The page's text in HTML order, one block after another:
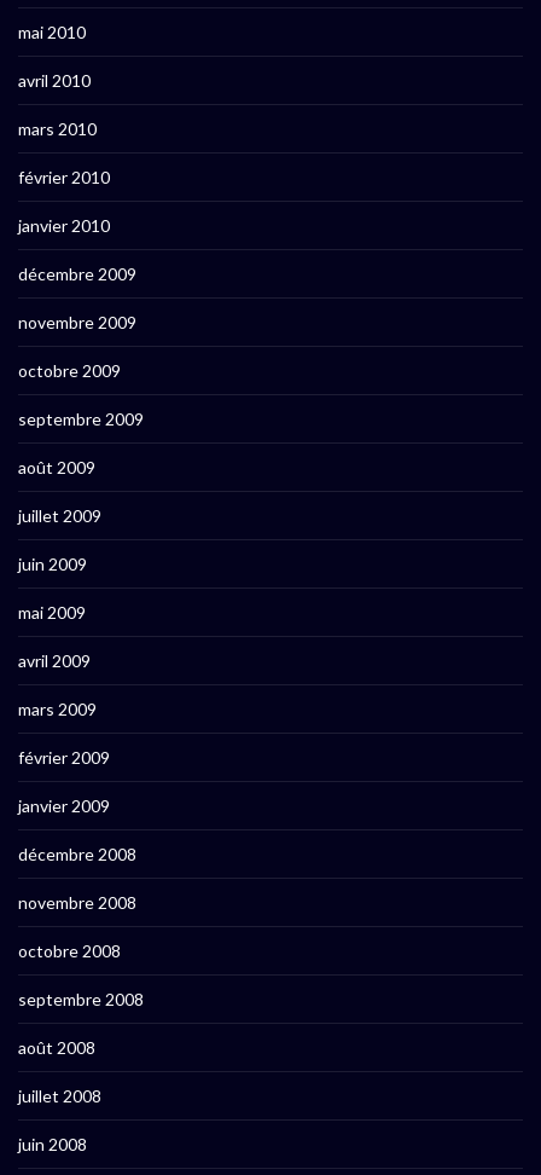
mai 2010
avril 2010
mars 2010
février 2010
janvier 2010
décembre 2009
novembre 2009
octobre 2009
septembre 2009
août 2009
juillet 2009
juin 2009
mai 2009
avril 2009
mars 2009
février 2009
janvier 2009
décembre 2008
novembre 2008
octobre 2008
septembre 2008
août 2008
juillet 2008
juin 2008